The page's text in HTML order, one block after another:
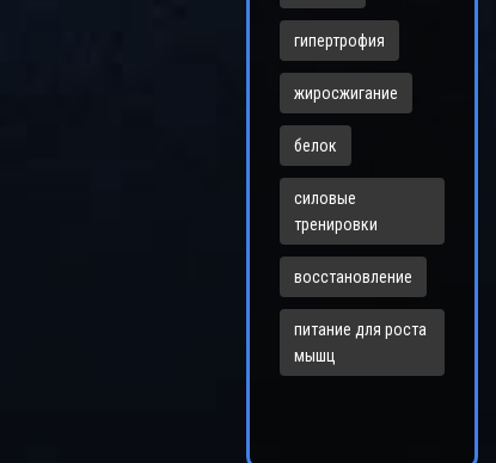
гипертрофия
жиросжигание
белок
силовые
тренировки
восстановление
питание для роста
мышц